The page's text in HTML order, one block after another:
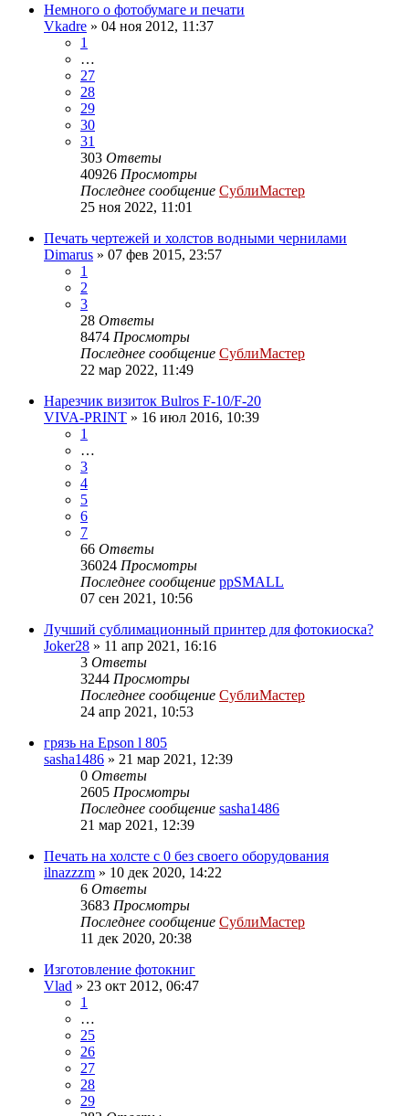
Немного о фотобумаге и печати
Vkadre » 04 ноя 2012, 11:37
1
…
27
28
29
30
31
303 Ответы
40926 Просмотры
Последнее сообщение СублиМастер
25 ноя 2022, 11:01
Печать чертежей и холстов водными чернилами
Dimarus » 07 фев 2015, 23:57
1
2
3
28 Ответы
8474 Просмотры
Последнее сообщение СублиМастер
22 мар 2022, 11:49
Нарезчик визиток Bulros F-10/F-20
VIVA-PRINT » 16 июл 2016, 10:39
1
…
3
4
5
6
7
66 Ответы
36024 Просмотры
Последнее сообщение ppSMALL
07 сен 2021, 10:56
Лучший сублимационный принтер для фотокиоска?
Joker28 » 11 апр 2021, 16:16
3 Ответы
3244 Просмотры
Последнее сообщение СублиМастер
24 апр 2021, 10:53
грязь на Epson l 805
sasha1486 » 21 мар 2021, 12:39
0 Ответы
2605 Просмотры
Последнее сообщение sasha1486
21 мар 2021, 12:39
Печать на холсте с 0 без своего оборудования
ilnazzzm » 10 дек 2020, 14:22
6 Ответы
3683 Просмотры
Последнее сообщение СублиМастер
11 дек 2020, 20:38
Изготовление фотокниг
Vlad » 23 окт 2012, 06:47
1
…
25
26
27
28
29